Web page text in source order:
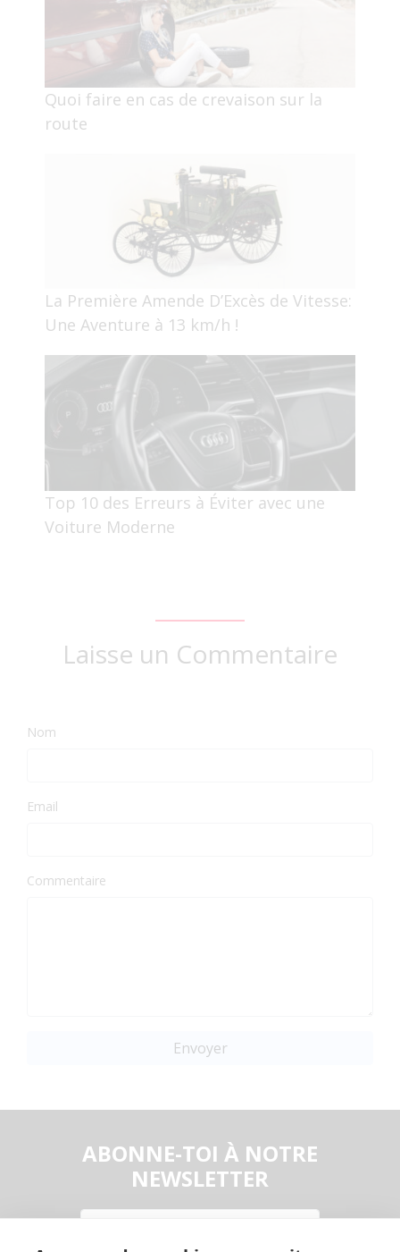
Quoi faire en cas de crevaison sur la
route
La Première Amende D’Excès de Vitesse:
Une Aventure à 13 km/h !
Top 10 des Erreurs à Éviter avec une
Voiture Moderne
Laisse un Commentaire
Nom
Email
Commentaire
Envoyer
ABONNE-TOI À NOTRE
NEWSLETTER